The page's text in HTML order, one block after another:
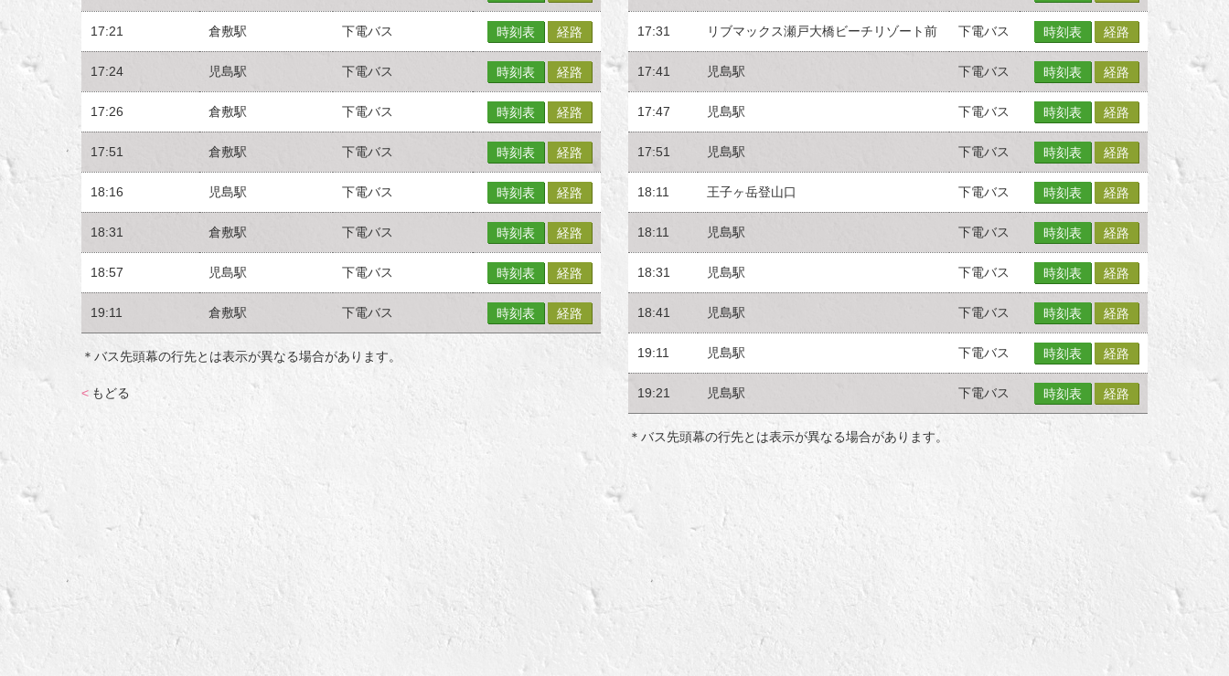
17:21 倉敷駅 下電バス 時刻表 経路
17:24 児島駅 下電バス 時刻表 経路
17:26 倉敷駅 下電バス 時刻表 経路
17:51 倉敷駅 下電バス 時刻表 経路
18:16 児島駅 下電バス 時刻表 経路
18:31 倉敷駅 下電バス 時刻表 経路
18:57 児島駅 下電バス 時刻表 経路
19:11 倉敷駅 下電バス 時刻表 経路
＊バス先頭幕の行先とは表示が異なる場合があります。
< もどる
17:31 リブマックス瀬戸大橋ビーチリゾート前 下電バス 時刻表 経路
17:41 児島駅 下電バス 時刻表 経路
17:47 児島駅 下電バス 時刻表 経路
17:51 児島駅 下電バス 時刻表 経路
18:11 王子ヶ岳登山口 下電バス 時刻表 経路
18:11 児島駅 下電バス 時刻表 経路
18:31 児島駅 下電バス 時刻表 経路
18:41 児島駅 下電バス 時刻表 経路
19:11 児島駅 下電バス 時刻表 経路
19:21 児島駅 下電バス 時刻表 経路
＊バス先頭幕の行先とは表示が異なる場合があります。